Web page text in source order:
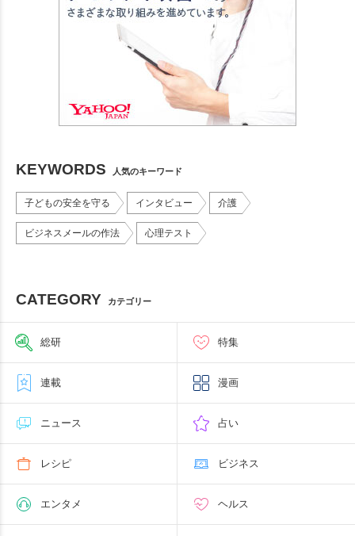
KEYWORDS 人気のキーワード
子どもの安全を守る インタビュー 介護
ビジネスメールの作法 心理テスト
CATEGORY カテゴリー
総研 特集
連載 漫画
ニュース 占い
レシピ ビジネス
エンタメ ヘルス